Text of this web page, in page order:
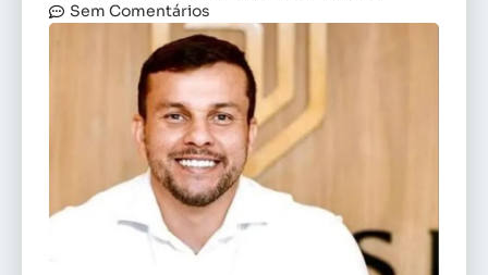
Sem Comentários